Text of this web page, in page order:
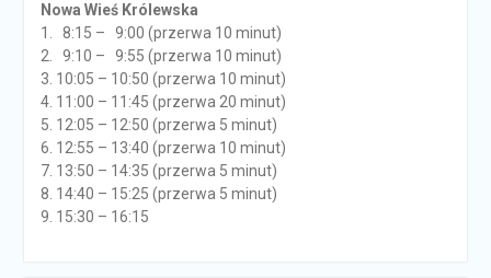
Nowa Wieś Królewska
1. 8:15 – 9:00 (przerwa 10 minut)
2. 9:10 – 9:55 (przerwa 10 minut)
3. 10:05 – 10:50 (przerwa 10 minut)
4. 11:00 – 11:45 (przerwa 20 minut)
5. 12:05 – 12:50 (przerwa 5 minut)
6. 12:55 – 13:40 (przerwa 10 minut)
7. 13:50 – 14:35 (przerwa 5 minut)
8. 14:40 – 15:25 (przerwa 5 minut)
9. 15:30 – 16:15